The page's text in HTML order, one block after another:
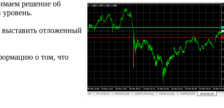
решение об
уровень.
отложенный
о том, что